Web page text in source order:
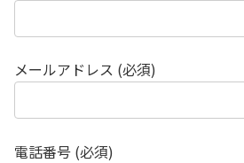
メールアドレス (必須)
電話番号 (必須)